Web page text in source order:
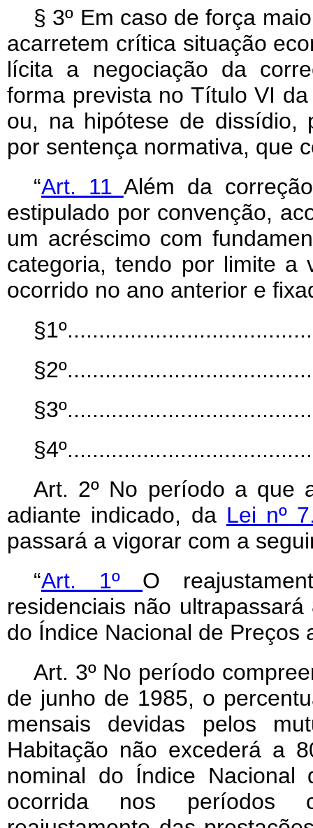
§ 3º Em caso de força
acarretem crítica situação
lícita a negociação da
forma prevista no Título VI
ou, na hipótese de dissídio,
por sentença normativa, que
“Art. 11 Além da
estipulado por convenção,
um acréscimo com
categoria, tendo por limite
ocorrido no ano anterior e
Art. 2º No período a que
adiante indicado, da Lei nº
passará a vigorar com a
“Art. 1º O
residenciais não
do Índice Nacional de Preços
Art. 3º No período
de junho de 1985, o
mensais devidas pelos
Habitação não excederá a
nominal do Índice
ocorrida nos períodos